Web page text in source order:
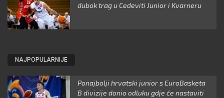
dubok trag u Cedeviti Junior i Kvarneru
NAJPOPULARNIJE
Ponajbolji hrvatski junior s EuroBasketa
B divizije donio odluku gdje će nastaviti